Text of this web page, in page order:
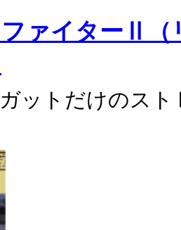
ァイターⅡ（
ットだけのス